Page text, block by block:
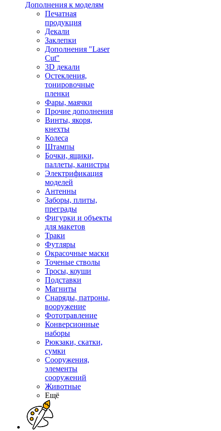
Дополнения к моделям
Печатная
продукция
Декали
Заклепки
Дополнения "Laser
Cut"
3D декали
Остекления,
тонировочные
пленки
Фары, маячки
Прочие дополнения
Винты, якоря,
кнехты
Колеса
Штампы
Бочки, ящики,
паллеты, канистры
Электрификация
моделей
Антенны
Заборы, плиты,
преграды
Фигурки и объекты
для макетов
Траки
Футляры
Окрасочные маски
Точеные стволы
Тросы, коуши
Подставки
Магниты
Снаряды, патроны,
вооружение
Фототравление
Конверсионные
наборы
Рюкзаки, скатки,
сумки
Сооружения,
элементы
сооружений
Животные
Ещё